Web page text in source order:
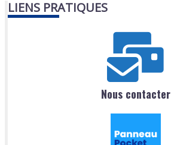
LIENS PRATIQUES
Nous contacter